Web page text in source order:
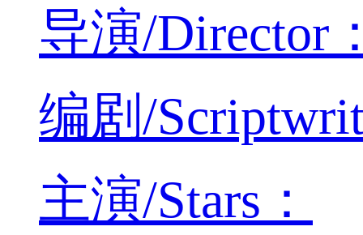
导演/Director
编剧/
主演/Stars：